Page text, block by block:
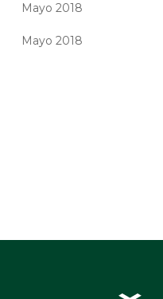
Mayo 2018
Mayo 2018